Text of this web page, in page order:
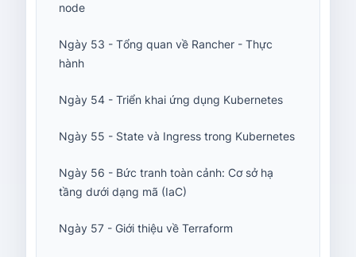
node
Ngày 53 - Tổng quan về Rancher - Thực
hành
Ngày 54 - Triển khai ứng dụng Kubernetes
Ngày 55 - State và Ingress trong Kubernetes
Ngày 56 - Bức tranh toàn cảnh: Cơ sở hạ
tầng dưới dạng mã (IaC)
Ngày 57 - Giới thiệu về Terraform